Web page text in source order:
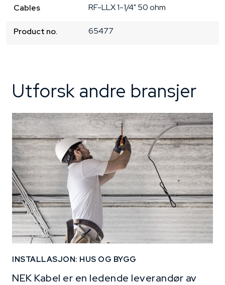
Cables RF-LLX 1-1/4" 50 ohm
Product no. 65477
Utforsk andre bransjer
INSTALLASJON: HUS OG BYGG
NEK Kabel er en ledende leverandør av